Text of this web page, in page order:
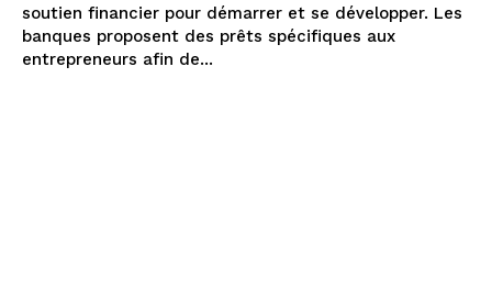
soutien financier pour démarrer et se développer. Les
banques proposent des prêts spécifiques aux
entrepreneurs afin de...